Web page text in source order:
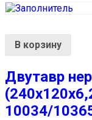
В корзину
Двутавр
10034/